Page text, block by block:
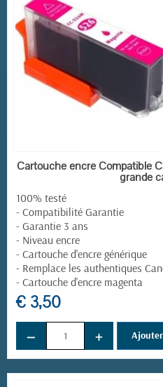
EN
Cartouche encre Compatible
grande
100% testé
- Compatibilité Garantie
- Garantie 3 ans
- Niveau encre
- Cartouche d'encre générique
- Remplace les authentiques
- Cartouche d'encre magenta
€ 3,50
− +